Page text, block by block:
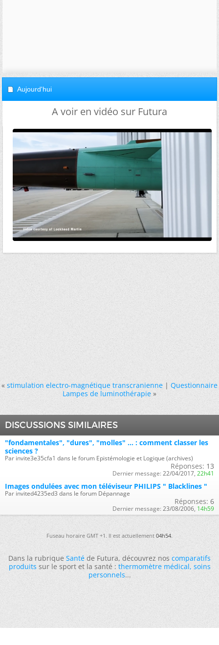
Aujourd'hui
A voir en vidéo sur Futura
« stimulation electro-magnétique transcranienne|Questionnaire
Lampes de luminothérapie »
DISCUSSIONS SIMILAIRES
"fondamentales", "dures", "molles" ... : comment classer les
sciences ?
Par invite3e35cfa1 dans le forum Epistémologie et Logique (archives)
Réponses: 13
Dernier message: 22/04/2017, 22h41
Images ondulées avec mon téléviseur PHILIPS " Blacklines "
Par invited4235ed3 dans le forum Dépannage
Réponses: 6
Dernier message: 23/08/2006, 14h59
Fuseau horaire GMT +1. Il est actuellement04h54.
Dans la rubriqueSantéde Futura, découvrez noscomparatifs
produitssur le sport et la santé :thermomètre médical,soins
personnels...